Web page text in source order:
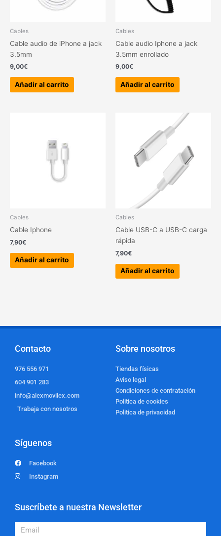
Cables
Cable audio de iPhone a jack
3.5mm
9,00€
Añadir al carrito
Cables
Cable audio Iphone a jack
3.5mm enrollado
9,00€
Añadir al carrito
Cables
Cable Iphone
7,90€
Añadir al carrito
Cables
Cable USB-C a USB-C carga
rápida
7,90€
Añadir al carrito
Contacto
976 556 971
604 901 283
info@alexmovilex.com
Trabaja con nosotros
Sobre nosotros
Tiendas físicas
Aviso legal
Condiciones de contratación
Politica de cookies
Politica de privacidad
Síguenos
Facebook
Instagram
Suscríbete a nuestra Newsletter
Email